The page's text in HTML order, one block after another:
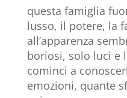
questa famiglia
lusso, il potere, la
all’apparenza
boriosi, solo luci e
cominci a
emozioni, quante